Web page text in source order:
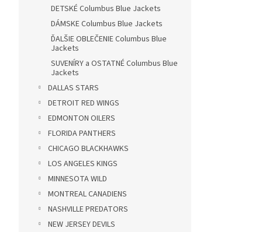
DETSKÉ Columbus Blue Jackets
DÁMSKE Columbus Blue Jackets
ĎALŠIE OBLEČENIE Columbus Blue
Jackets
SUVENÍRY a OSTATNÉ Columbus Blue
Jackets
DALLAS STARS
DETROIT RED WINGS
EDMONTON OILERS
FLORIDA PANTHERS
CHICAGO BLACKHAWKS
LOS ANGELES KINGS
MINNESOTA WILD
MONTREAL CANADIENS
NASHVILLE PREDATORS
NEW JERSEY DEVILS